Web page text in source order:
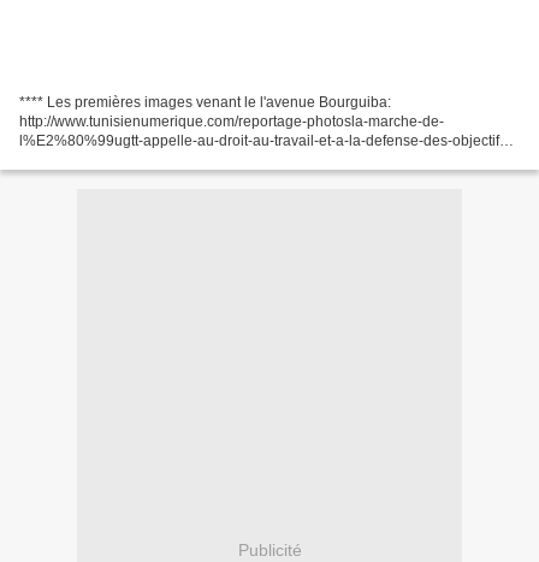
**** Les premières images venant le l'avenue Bourguiba:
http://www.tunisienumerique.com/reportage-photosla-marche-de-
l%E2%80%99ugtt-appelle-au-droit-au-travail-et-a-la-defense-des-objectifs-
Publicité